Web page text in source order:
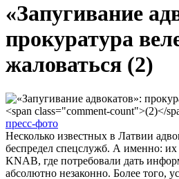
«Запугивание
прокуратура
жаловаться (2)
пресс-фото
Несколько известных в Латвии
беспредел спецслужб. А именно:
KNAB, где потребовали дать
абсолютно незаконно. Более того,